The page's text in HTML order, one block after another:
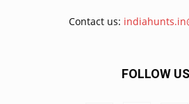
Contact us:
FOLLOW US